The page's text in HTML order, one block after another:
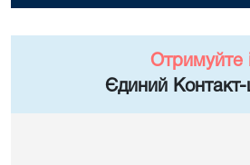
Отримуйте
Єдиний Контакт-